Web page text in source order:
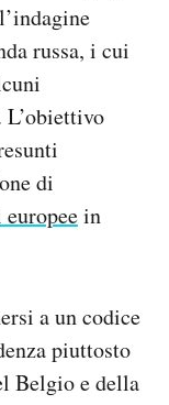
russa, i cui
di
in
a un codice
piuttosto
Belgio e della